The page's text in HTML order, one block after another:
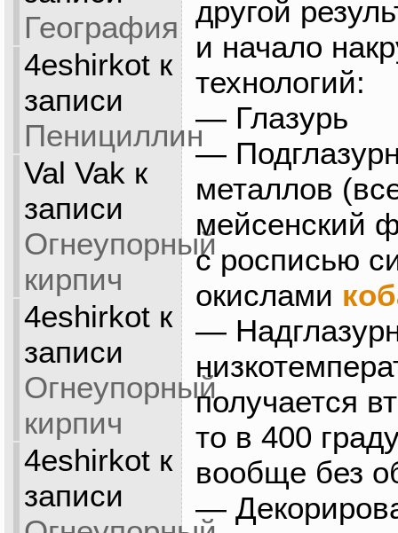
География
4eshirkotк
записи
Пенициллин
Val Vak к
записи
Огнеупорный
кирпич
4eshirkotк
записи
Огнеупорный
кирпич
4eshirkotк
записи
другой
и начало
технологий:
— Глазурь
—
металлов
мейсенский
с росписью
окислами
—
получается
то в 400
вообще без
—